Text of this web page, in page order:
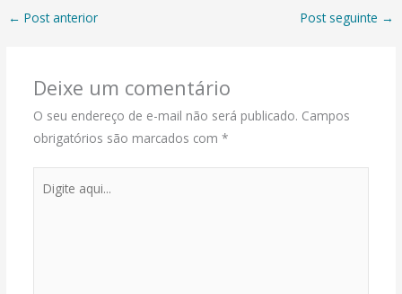
← Post anterior Post seguinte →
Deixe um comentário
O seu endereço de e-mail não será publicado. Campos
obrigatórios são marcados com *
aqui...